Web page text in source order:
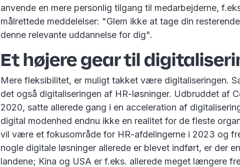
anvende en mere personlig tilgang til medarbejderne,
målrettede meddelelser: "Glem ikke at tage din
denne relevante uddannelse for dig".
Et højere gear til
Mere fleksibilitet, er muligt takket være digitaliseringen.
det også digitaliseringen af HR-løsninger. Udbruddet af
2020, satte allerede gang i en acceleration af
digital modenhed endnu ikke en realitet for de fleste
vil være et fokusområde for HR-afdelingerne i 2023 og
nogle digitale løsninger allerede er blevet indført, er der
landene; Kina og USA er f.eks. allerede meget længere